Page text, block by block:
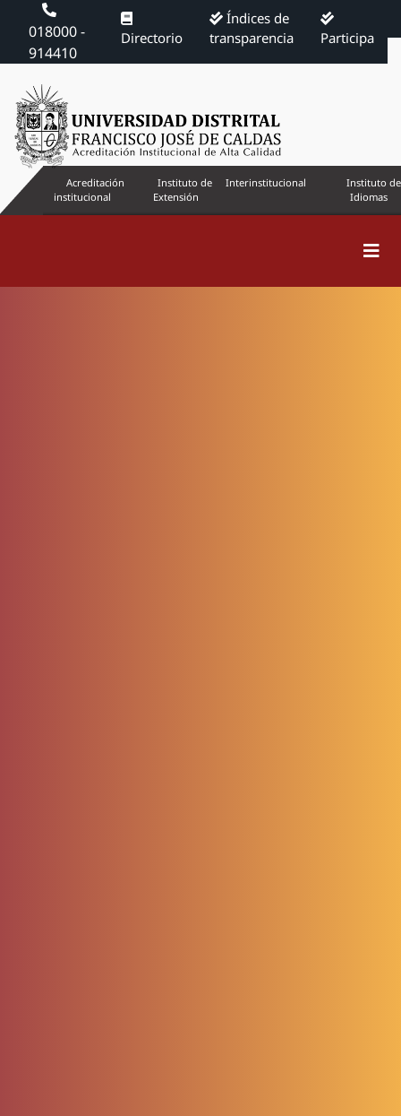
018000 -
914410
Directorio
Índices de
transparencia
Participa
Acreditación
institucional
Instituto de
Extensión
Interinstitucional
Instituto de
Idiomas